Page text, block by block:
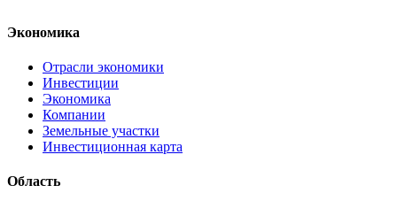
Экономика
Отрасли экономики
Инвестиции
Экономика
Компании
Земельные участки
Инвестиционная карта
Область